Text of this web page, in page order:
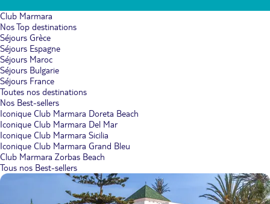
Club Marmara
Nos Top destinations
Séjours Grèce
Séjours Espagne
Séjours Maroc
Séjours Bulgarie
Séjours France
Toutes nos destinations
Nos Best-sellers
Iconique Club Marmara Doreta Beach
Iconique Club Marmara Del Mar
Iconique Club Marmara Sicilia
Iconique Club Marmara Grand Bleu
Club Marmara Zorbas Beach
Tous nos Best-sellers